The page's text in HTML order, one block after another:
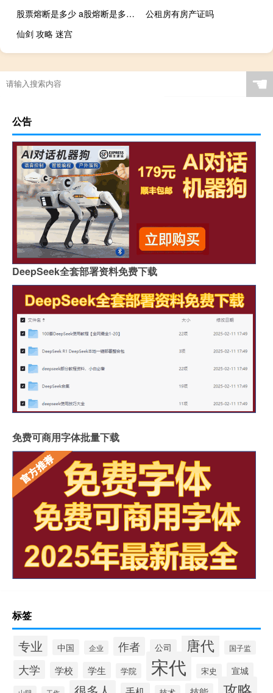
股票熔断是多少 a股熔断是多少百分之几点
公租房有房产证吗
仙剑 攻略 迷宫
☚
公告
DeepSeek全套部署资料免费下载
免费可商用字体批量下载
标签
专业 中国 企业 作者 公司 唐代 国子监
大学 学校 学生 学院 宋代 宋史 宣城